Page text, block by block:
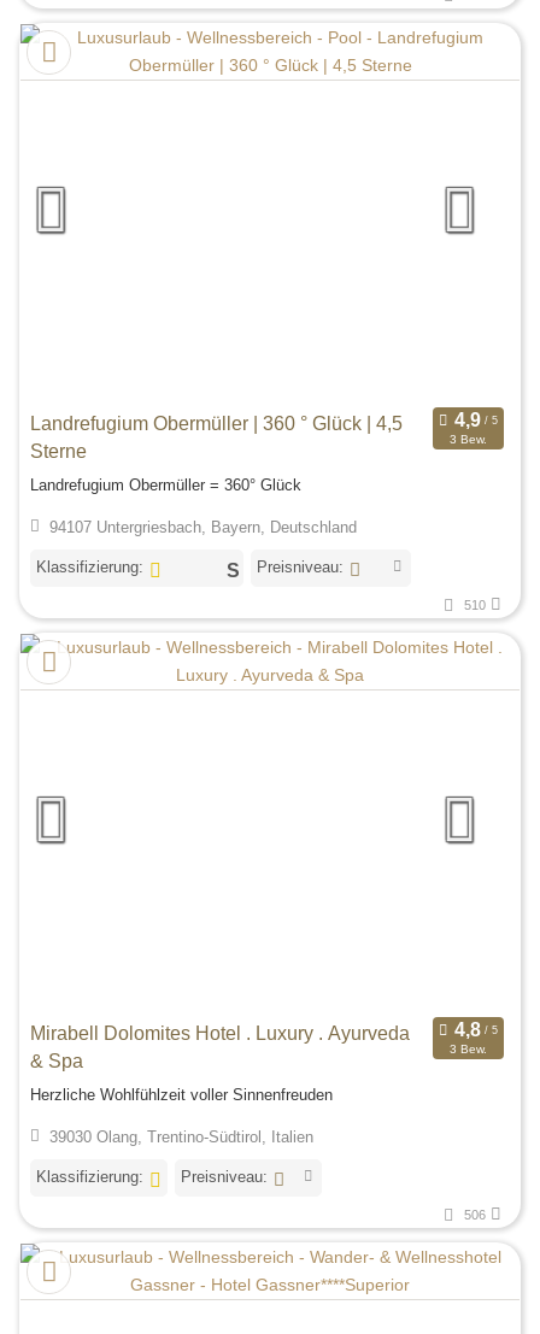
Landrefugium Obermüller | 360 ° Glück | 4,5
Sterne
3 Bew.
Landrefugium Obermüller = 360° Glück
94107 Untergriesbach, Bayern, Deutschland
Klassifizierung: Preisniveau:
510
Mirabell Dolomites Hotel . Luxury . Ayurveda
& Spa
3 Bew.
Herzliche Wohlfühlzeit voller Sinnenfreuden
39030 Olang, Trentino-Südtirol, Italien
Klassifizierung: Preisniveau:
506